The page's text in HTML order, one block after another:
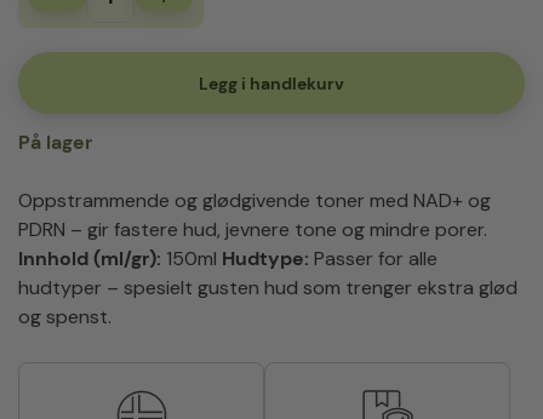
Numbuzin
NAD
Boosting
antall
Legg i handlekurv
På lager
Oppstrammende og glødgivende toner med NAD+ og
PDRN – gir fastere hud, jevnere tone og mindre porer.
Innhold (ml/gr): 150ml Hudtype: Passer for alle
hudtyper – spesielt gusten hud som trenger ekstra glød
og spenst.